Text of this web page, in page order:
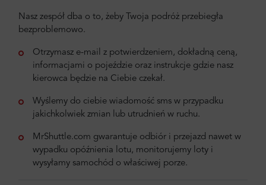
Nasz zespół dba o to, żeby Twoja podróż przebiegła
bezproblemowo.
Otrzymasz e-mail z potwierdzeniem, dokładną ceną,
informacjami o pojeździe oraz instrukcje gdzie nasz
kierowca będzie na Ciebie czekał.
Wyślemy do ciebie wiadomość sms w przypadku
jakichkolwiek zmian lub utrudnień w ruchu.
MrShuttle.com gwarantuje odbiór i przejazd nawet w
wypadku opóźnienia lotu, monitorujemy loty i
wysyłamy samochód o właściwej porze.